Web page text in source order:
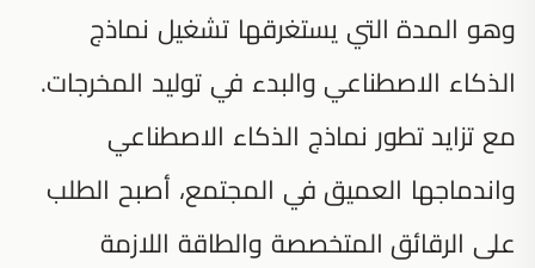
وهو المدة التي يستغرقها تشغيل نماذج
الذكاء الاصطناعي والبدء في توليد المخرجات.
مع تزايد تطور نماذج الذكاء الاصطناعي
واندماجها العميق في المجتمع، أصبح الطلب
على الرقائق المتخصصة والطاقة اللازمة